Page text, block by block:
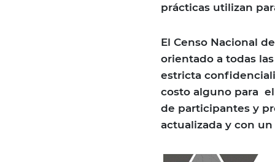
prácticas utilizan
El Censo Nacional
orientado a todas
estricta
costo alguno para
de participantes y
actualizada y con